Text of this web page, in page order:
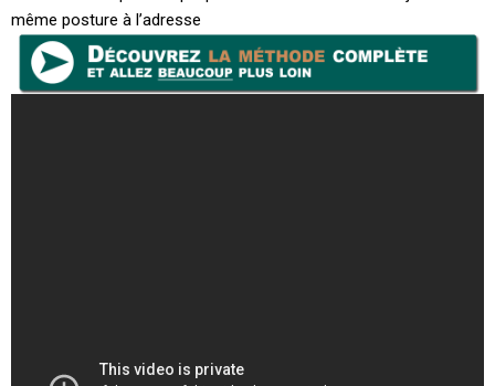
même posture à l’adresse